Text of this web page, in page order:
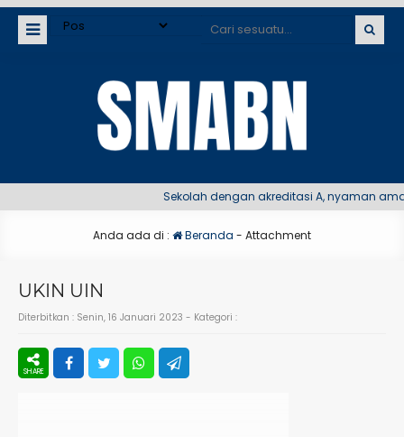
Sekolah dengan akreditasi A, nyaman
Anda ada di : Beranda - Attachment
UKIN UIN
Diterbitkan : Senin, 16 Januari 2023 - Kategori :